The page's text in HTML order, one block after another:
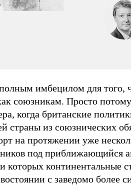
имбецилом для того,
союзникам. Просто
когда британские
страны из союзнических
на протяжении уже
под приближающийся
которых континентальные
с заведомо более